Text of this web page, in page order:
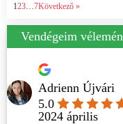
Vendégeim
Adrienn Újvári
5.0
2024 április
123… 7Következő »